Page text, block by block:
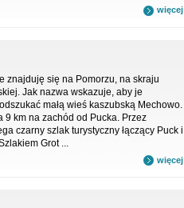
więcej
znajduję się na Pomorzu, na skraju
Jak nazwa wskazuje, aby je
małą wieś kaszubską Mechowo.
9 km na zachód od Pucka. Przez
czarny szlak turystyczny łączący Puck i
Grot ...
więcej